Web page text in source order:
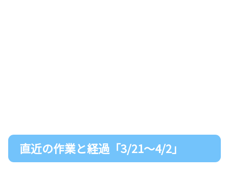
直近の作業と経過「3/21～4/2」